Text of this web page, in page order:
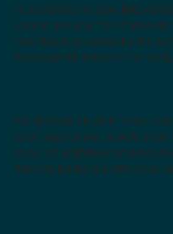
neuseeländischen Bank BNZ
kommen. Die neue TAN-Card
beim Abschluss unseres Kontos in
Basecamp! Wir wünschen den
P.S.: Bei Caro, die wir in Nelson
schon angekommen, obwohl sie
warten die Behörden manchmal, ob
Rückkehr bei der Inland Revenue